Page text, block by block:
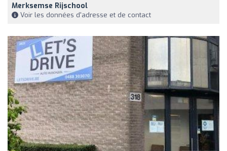
Merksemse Rijschool
Voir les données d'adresse et de contact